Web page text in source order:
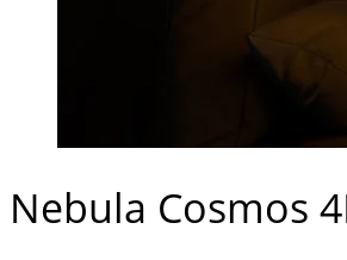
Nebula Cosmos